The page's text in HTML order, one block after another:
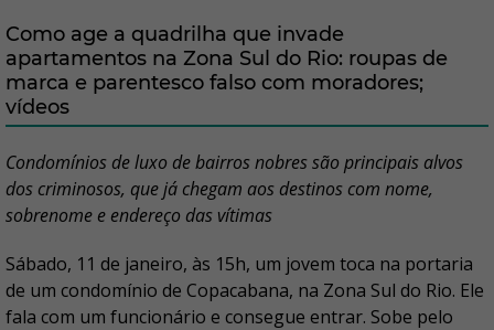
Como age a quadrilha que invade
apartamentos na Zona Sul do Rio: roupas de
marca e parentesco falso com moradores;
vídeos
Condomínios de luxo de bairros nobres são principais alvos
dos criminosos, que já chegam aos destinos com nome,
sobrenome e endereço das vítimas
Sábado, 11 de janeiro, às 15h, um jovem toca na portaria
de um condomínio de Copacabana, na Zona Sul do Rio. Ele
fala com um funcionário e consegue entrar. Sobe pelo